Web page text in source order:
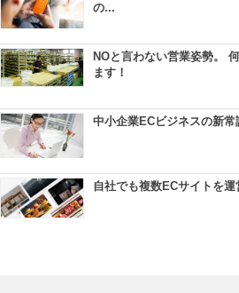
の...
NOと言わない営業姿勢。
ます！
中小企業ECビジネスの新
自社でも複数ECサイトを